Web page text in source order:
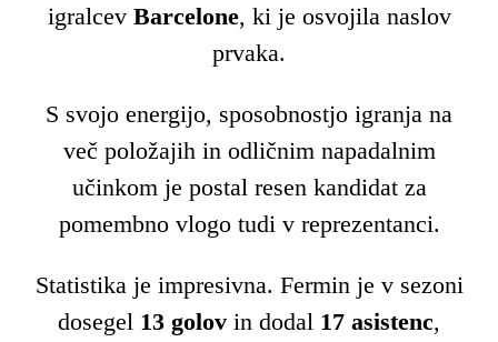
igralcev Barcelone, ki je osvojila naslov
prvaka.
S svojo energijo, sposobnostjo igranja na
več položajih in odličnim napadalnim
učinkom je postal resen kandidat za
pomembno vlogo tudi v reprezentanci.
Statistika je impresivna. Fermin je v sezoni
dosegel 13 golov in dodal 17 asistenc,